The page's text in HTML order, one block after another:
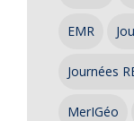
EMR
Journées
MerIGéo